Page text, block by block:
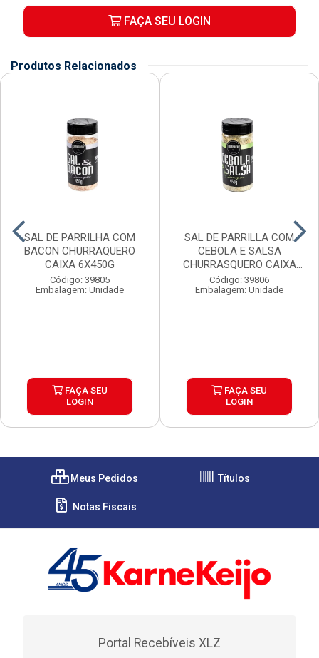
FAÇA SEU LOGIN
Produtos Relacionados
SAL DE PARRILHA COM
BACON CHURRAQUERO
CAIXA 6X450G
Código: 39805
Embalagem: Unidade
FAÇA SEU
LOGIN
SAL DE PARRILLA COM
CEBOLA E SALSA
CHURRASQUERO CAIXA
6X450G
Código: 39806
Embalagem: Unidade
FAÇA SEU
LOGIN
Meus Pedidos Títulos
Notas Fiscais
Portal Recebíveis XLZ